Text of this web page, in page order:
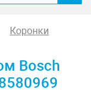
Коронки
Bosch